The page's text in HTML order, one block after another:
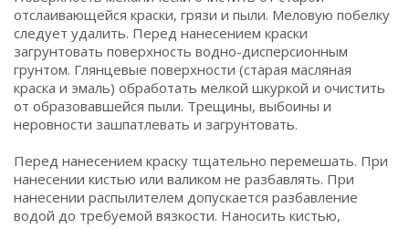
отслаивающейся краски, грязи и пыли. Меловую побелку
следует удалить. Перед нанесением краски
загрунтовать поверхность водно-дисперсионным
грунтом. Глянцевые поверхности (старая масляная
краска и эмаль) обработать мелкой шкуркой и очистить
от образовавшейся пыли. Трещины, выбоины и
неровности зашпатлевать и загрунтовать.
Перед нанесением краску тщательно перемешать. При
нанесении кистью или валиком не разбавлять. При
нанесении распылителем допускается разбавление
водой до требуемой вязкости. Наносить кистью,